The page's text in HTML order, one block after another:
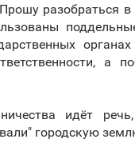
разобраться
а
идёт
городскую